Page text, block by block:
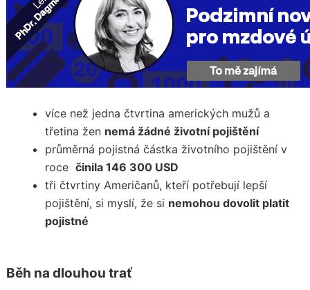
více než jedna čtvrtina amerických mužů a
třetina žen nemá žádné životní pojištění
průměrná pojistná částka životního pojištěnív
roce činila 146 300 USD
tři čtvrtiny Američanů, kteří potřebují lepší
pojištění, si myslí, že si nemohou dovolit platit
pojistné
Běh na dlouhou trať